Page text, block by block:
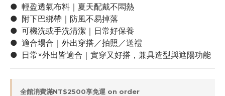
●  輕盈透氣布料｜夏天配戴不悶熱
●  附下巴綁帶｜防風不易掉落
●  可機洗或手洗清潔｜日常好保養
●  適合場合｜外出穿搭／拍照／送禮
●  日常×外出皆適合｜實穿又好搭，兼具造型與遮陽功能
全館消費滿NT$2500享免運 on order